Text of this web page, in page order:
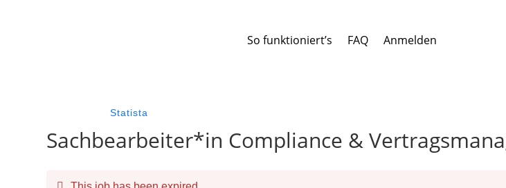
So funktioniert’s FAQ Anmelden
Statista
Sachbearbeiter*in Compliance &